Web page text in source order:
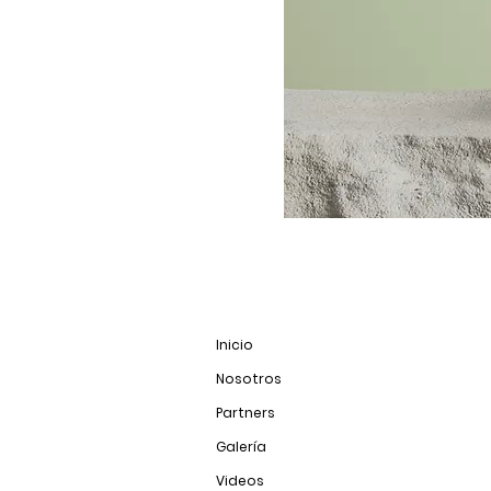
Inicio
Nosotros
Partners
Galería
Videos